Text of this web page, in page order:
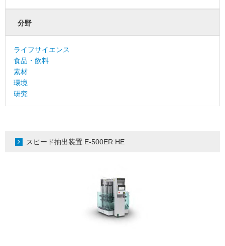
分野
ライフサイエンス
食品・飲料
素材
環境
研究
スピード抽出装置 E-500ER HE